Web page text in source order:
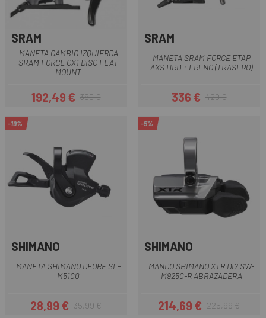
SRAM
MANETA CAMBIO IZQUIERDA
SRAM FORCE CX1 DISC FLAT
MOUNT
Precio
192,49 €Precio regular
385 €
SRAM
MANETA SRAM FORCE ETAP
AXS HRD + FRENO (TRASERO)
Precio
336 €Precio regular
420 €
-19%
SHIMANO
MANETA SHIMANO DEORE SL-
M5100
Precio
28,99 €Precio regular
35,99 €
-5%
SHIMANO
MANDO SHIMANO XTR DI2 SW-
M9250-R ABRAZADERA
Precio
214,69 €Precio regular
225,99 €